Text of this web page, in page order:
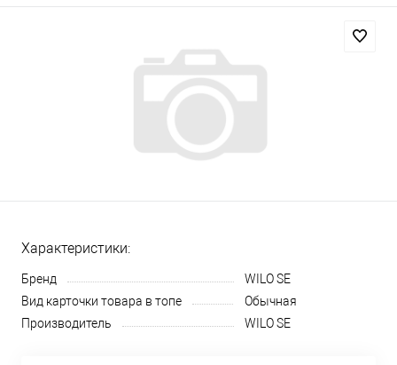
Характеристики:
Бренд
WILO SE
Вид карточки товара в топе
Обычная
Производитель
WILO SE